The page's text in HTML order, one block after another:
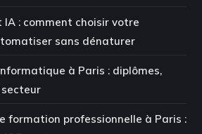
: comment choisir votre
sans dénaturer
à Paris : diplômes,
formation professionnelle à Paris :